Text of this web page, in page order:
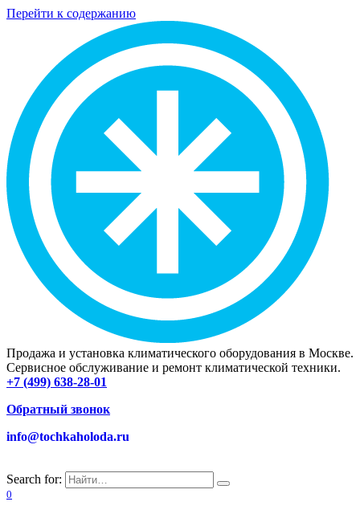
Перейти к содержанию
Продажа и установка климатического оборудования в Москве.
Сервисное обслуживание и ремонт климатической техники.
+7 (499) 638-28-01
Обратный звонок
info@tochkaholoda.ru
Search for:
0